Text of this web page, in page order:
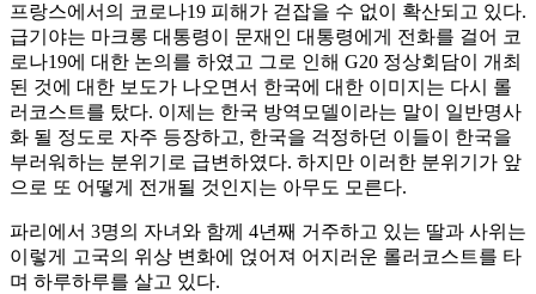
프랑스에서의 코로나19 피해가 걷잡을 수 없이 확산되고 있다.
급기야는 마크롱 대통령이 문재인 대통령에게 전화를 걸어 코
로나19에 대한 논의를 하였고 그로 인해 G20 정상회담이 개최
된 것에 대한 보도가 나오면서 한국에 대한 이미지는 다시 롤
러코스트를 탔다. 이제는 한국 방역모델이라는 말이 일반명사
화 될 정도로 자주 등장하고, 한국을 걱정하던 이들이 한국을
부러워하는 분위기로 급변하였다. 하지만 이러한 분위기가 앞
으로 또 어떻게 전개될 것인지는 아무도 모른다.
파리에서 3명의 자녀와 함께 4년째 거주하고 있는 딸과 사위는
이렇게 고국의 위상 변화에 얹어져 어지러운 롤러코스트를 타
며 하루하루를 살고 있다.